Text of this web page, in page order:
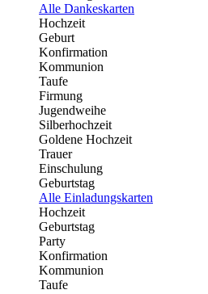
Alle Dankeskarten
Hochzeit
Geburt
Konfirmation
Kommunion
Taufe
Firmung
Jugendweihe
Silberhochzeit
Goldene Hochzeit
Trauer
Einschulung
Geburtstag
Alle Einladungskarten
Hochzeit
Geburtstag
Party
Konfirmation
Kommunion
Taufe